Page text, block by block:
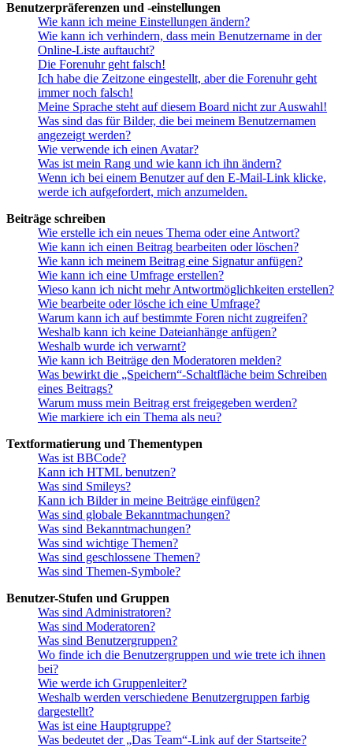
Benutzerpräferenzen und -einstellungen
Wie kann ich meine Einstellungen ändern?
Wie kann ich verhindern, dass mein Benutzername in der
Online-Liste auftaucht?
Die Forenuhr geht falsch!
Ich habe die Zeitzone eingestellt, aber die Forenuhr geht
immer noch falsch!
Meine Sprache steht auf diesem Board nicht zur Auswahl!
Was sind das für Bilder, die bei meinem Benutzernamen
angezeigt werden?
Wie verwende ich einen Avatar?
Was ist mein Rang und wie kann ich ihn ändern?
Wenn ich bei einem Benutzer auf den E-Mail-Link klicke,
werde ich aufgefordert, mich anzumelden.
Beiträge schreiben
Wie erstelle ich ein neues Thema oder eine Antwort?
Wie kann ich einen Beitrag bearbeiten oder löschen?
Wie kann ich meinem Beitrag eine Signatur anfügen?
Wie kann ich eine Umfrage erstellen?
Wieso kann ich nicht mehr Antwortmöglichkeiten erstellen?
Wie bearbeite oder lösche ich eine Umfrage?
Warum kann ich auf bestimmte Foren nicht zugreifen?
Weshalb kann ich keine Dateianhänge anfügen?
Weshalb wurde ich verwarnt?
Wie kann ich Beiträge den Moderatoren melden?
Was bewirkt die „Speichern“-Schaltfläche beim Schreiben
eines Beitrags?
Warum muss mein Beitrag erst freigegeben werden?
Wie markiere ich ein Thema als neu?
Textformatierung und Thementypen
Was ist BBCode?
Kann ich HTML benutzen?
Was sind Smileys?
Kann ich Bilder in meine Beiträge einfügen?
Was sind globale Bekanntmachungen?
Was sind Bekanntmachungen?
Was sind wichtige Themen?
Was sind geschlossene Themen?
Was sind Themen-Symbole?
Benutzer-Stufen und Gruppen
Was sind Administratoren?
Was sind Moderatoren?
Was sind Benutzergruppen?
Wo finde ich die Benutzergruppen und wie trete ich ihnen
bei?
Wie werde ich Gruppenleiter?
Weshalb werden verschiedene Benutzergruppen farbig
dargestellt?
Was ist eine Hauptgruppe?
Was bedeutet der „Das Team“-Link auf der Startseite?